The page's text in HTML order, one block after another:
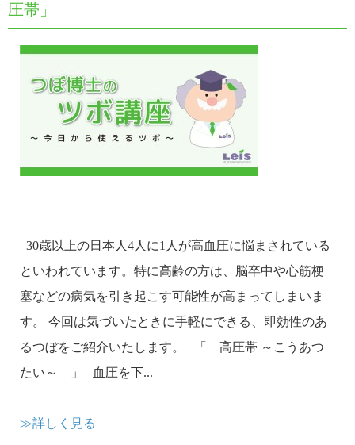
圧帯」
30歳以上の日本人4人に1人が高血圧に悩まされている
といわれています。特に高齢の方は、脳卒中や心筋梗
塞などの病気を引き起こす可能性が高まってしまいま
す。 今回は気づいたときに手軽にできる、即効性のあ
るつぼをご紹介いたします。 「 高圧帯 ～こうあつ
たい～ 」 血圧を下...
≫詳しく見る